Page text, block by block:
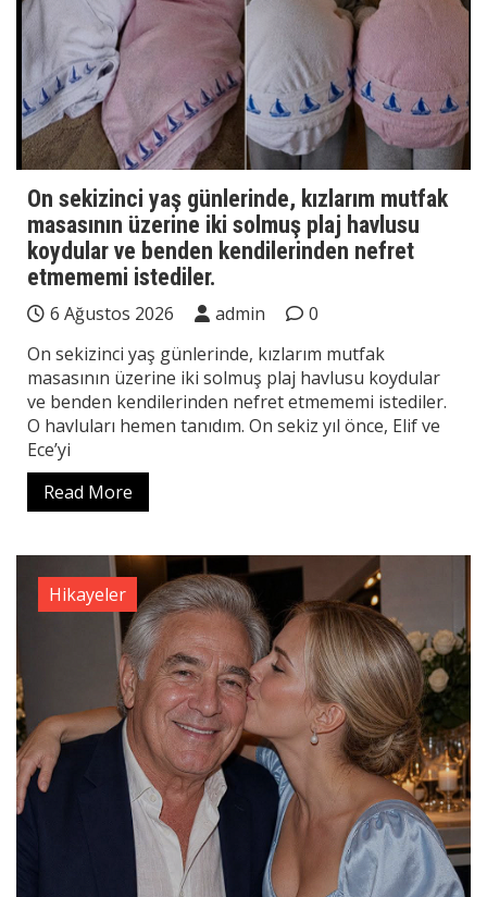
On sekizinci yaş günlerinde, kızlarım mutfak
masasının üzerine iki solmuş plaj havlusu
koydular ve benden kendilerinden nefret
etmememi istediler.
6 Ağustos 2026 admin
0
On sekizinci yaş günlerinde, kızlarım mutfak
masasının üzerine iki solmuş plaj havlusu koydular
ve benden kendilerinden nefret etmememi istediler.
O havluları hemen tanıdım. On sekiz yıl önce, Elif ve
Ece’yi
Read More
Hikayeler